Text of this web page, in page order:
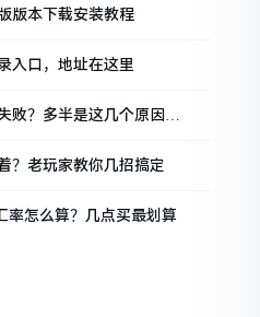
版本下载安装教程
入口，地址在这里
败？多半是这几个原因闹
？老玩家教你几招搞定
怎么算？几点买最划算